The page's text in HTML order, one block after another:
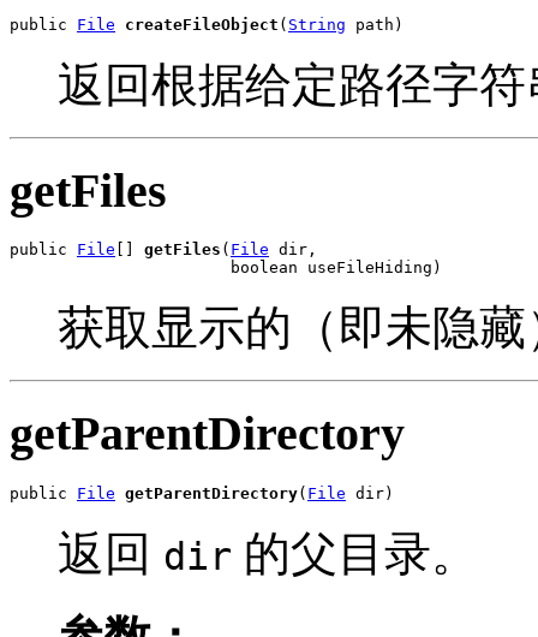
public File createFileObject ( String path)
返回根据给定路径字
getFiles
public File getFiles ( File dir,
                       boolean useFileHiding)
获取显示的（即未隐
getParentDirectory
public File getParentDirectory( File dir)
返回 dir 的父目录。